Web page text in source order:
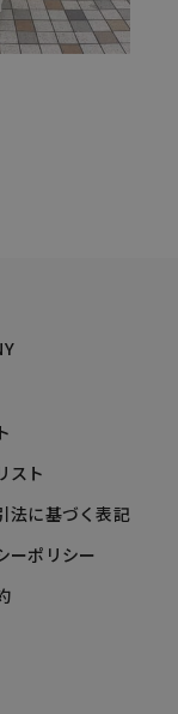
スト
法に基づく表記
ーポリシー